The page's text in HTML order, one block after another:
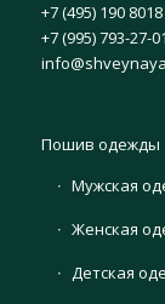
+7 (495) 190 8018
+7 (995) 793-27-01
Пошив одежды
Мужская
Женская
Детская